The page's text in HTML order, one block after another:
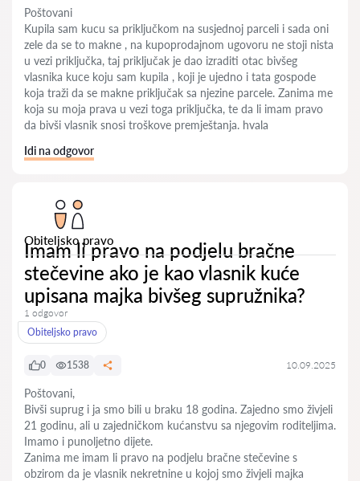
Poštovani
Kupila sam kucu sa priključkom na susjednoj parceli i sada oni
zele da se to makne , na kupoprodajnom ugovoru ne stoji nista
u vezi priključka, taj priključak je dao izraditi otac bivšeg
vlasnika kuce koju sam kupila , koji je ujedno i tata gospode
koja traži da se makne priključak sa njezine parcele. Zanima me
koja su moja prava u vezi toga priključka, te da li imam pravo
da bivši vlasnik snosi troškove premještanja. hvala
Idi na odgovor
Obiteljsko pravo
Imam li pravo na podjelu bračne
stečevine ako je kao vlasnik kuće
upisana majka bivšeg supružnika?
1 odgovor
Obiteljsko pravo
0 1538 10.09.2025
Poštovani,
Bivši suprug i ja smo bili u braku 18 godina. Zajedno smo živjeli
21 godinu, ali u zajedničkom kućanstvu sa njegovim roditeljima.
Imamo i punoljetno dijete.
Zanima me imam li pravo na podjelu bračne stečevine s
obzirom da je vlasnik nekretnine u kojoj smo živjeli majka